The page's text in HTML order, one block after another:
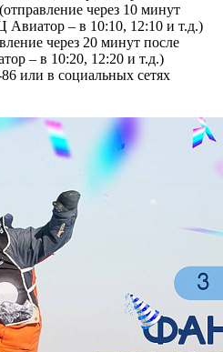
через 10 минут
Авиатор – в 10:10, 12:10 и т.д.)
через 20 минут после
– в 10:20, 12:20 и т.д.)
или в социальных сетях